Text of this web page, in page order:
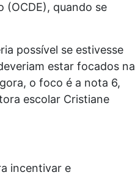
(OCDE), quando se
possível se estivesse
estar focados na
o foco é a nota 6,
escolar Cristiane
incentivar e